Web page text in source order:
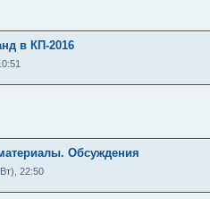
в КП-2016
Обсуждения
22:50